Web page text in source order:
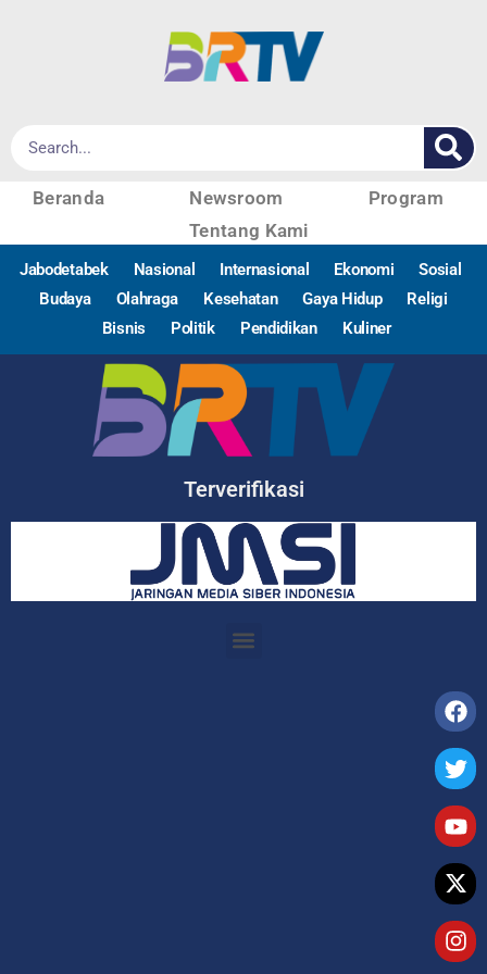
Beranda Newsroom
Program
Tentang Kami
Jabodetabek Nasional Internasional Ekonomi
Sosial
Budaya
Olahraga Kesehatan Gaya Hidup
Religi
Bisnis
Politik Pendidikan Kuliner
Terverifikasi